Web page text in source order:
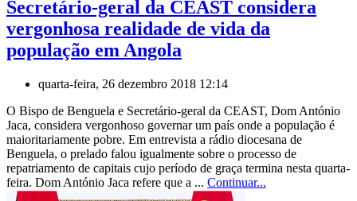
Secretário-geral da CEAST considera
vergonhosa realidade de vida da
população em Angola
quarta-feira, 26 dezembro 2018 12:14
O Bispo de Benguela e Secretário-geral da CEAST, Dom António
Jaca, considera vergonhoso governar um país onde a população é
maioritariamente pobre. Em entrevista a rádio diocesana de
Benguela, o prelado falou igualmente sobre o processo de
repatriamento de capitais cujo período de graça termina nesta quarta-
feira. Dom António Jaca refere que a ... Continuar...